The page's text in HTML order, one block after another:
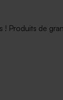
! Produits de